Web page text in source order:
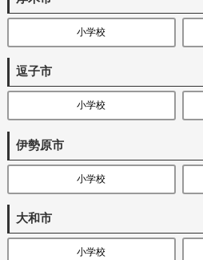
小学校
逗子市
小学校
伊勢原市
小学校
大和市
小学校